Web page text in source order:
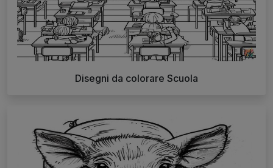
Disegni da colorare Scuola